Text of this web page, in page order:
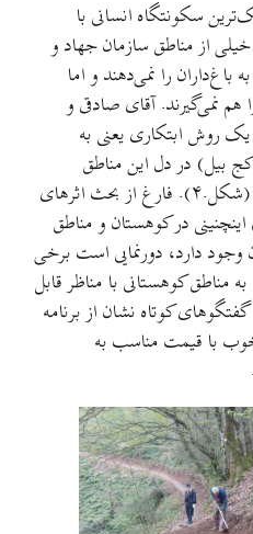
سکونتگاه انسانی با
خیلی از مناطق سازمان جهاد و
باغ‌داران را نمی‌دهند و اما
نمی‌گیرند. آقای صادقی و
یک روش ابتکاری یعنی به
بیل) در دل این مناطق
کیلومترها جاده احداث کرده‌اند (شکل.۴). فارغ از بحث اثرهای
در کوهستان و مناطق
دارد، دورنمایی است برخی
مناطق کوهستانی با مناظر قابل
کوتاه نشان از برنامه
با قیمت مناسب به